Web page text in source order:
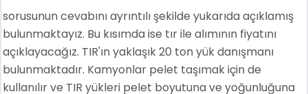
sorusunun cevabını ayrıntılı şekilde yukarıda açıklamış
bulunmaktayız. Bu kısımda ise tır ile alımının fiyatını
açıklayacağız. TIR'ın yaklaşık 20 ton yük danışmanı
bulunmaktadır. Kamyonlar pelet taşımak için de
kullanılır ve TIR yükleri pelet boyutuna ve yoğunluğuna